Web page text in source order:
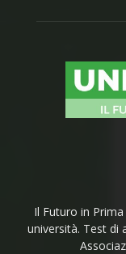
Il Futuro in
università. Test di